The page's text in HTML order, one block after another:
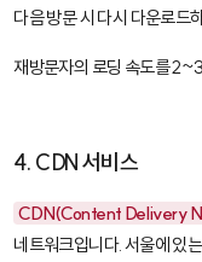
다음 방문 시 다시 다운로드
재방문자의 로딩 속도를
4. CDN 서비스
CDN(Content Delivery
네트워크입니다. 서울에 있